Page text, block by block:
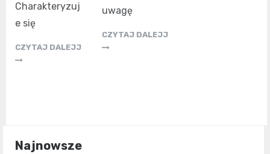
Charakteryzuj
e się
CZYTAJ DALEJJ
uwagę
CZYTAJ DALEJJ
Najnowsze